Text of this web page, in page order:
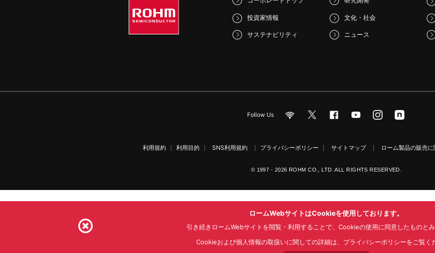
投資家情報
サステナビリティ
文化・社会
ニュース
Follow Us
利用規約 利用目的 SNS利用規約 プライバシーポリシー サイトマップ ローム製品の販売
© 1997 - 2026 ROHM CO., LTD. ALL RIGHTS RESERVED.
ロームWebサイトはCookieを使用しております。
引き続きロームWebサイトを閲覧・利用することで、Cookieの使用に同意したものとみ
Cookieおよび個人情報の取扱いに関しての詳細は、プライバシーポリシーをご覧く